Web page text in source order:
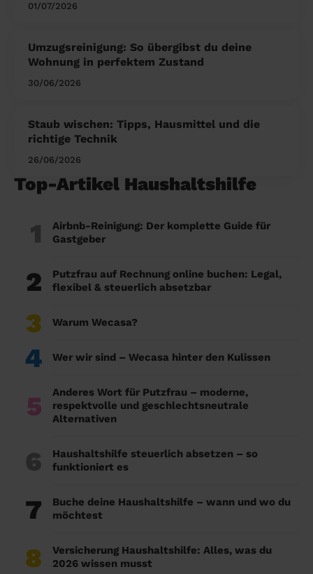
01/07/2026
Umzugsreinigung: So übergibst du deine
Wohnung in perfektem Zustand
30/06/2026
Staub wischen: Tipps, Hausmittel und die
richtige Technik
26/06/2026
Top-Artikel Haushaltshilfe
1
Airbnb-Reinigung: Der komplette Guide für
Gastgeber
2
Putzfrau auf Rechnung online buchen: Legal,
flexibel & steuerlich absetzbar
3 Warum Wecasa?
4 Wer wir sind – Wecasa hinter den Kulissen
5
Anderes Wort für Putzfrau – moderne,
respektvolle und geschlechtsneutrale
Alternativen
6
Haushaltshilfe steuerlich absetzen – so
funktioniert es
7
Buche deine Haushaltshilfe – wann und wo du
möchtest
8
Versicherung Haushaltshilfe: Alles, was du
2026 wissen musst